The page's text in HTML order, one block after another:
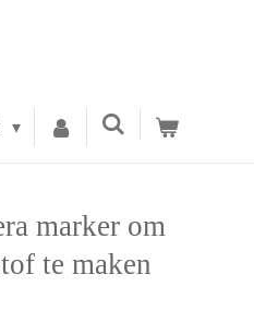
marker om
te maken